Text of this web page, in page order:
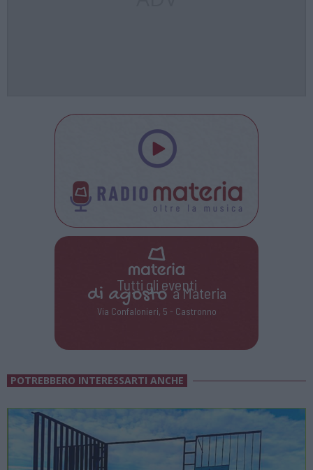
Tutti gli eventi
di agostoa Materia
Via Confalonieri, 5 - Castronno
POTREBBERO INTERESSARTI ANCHE